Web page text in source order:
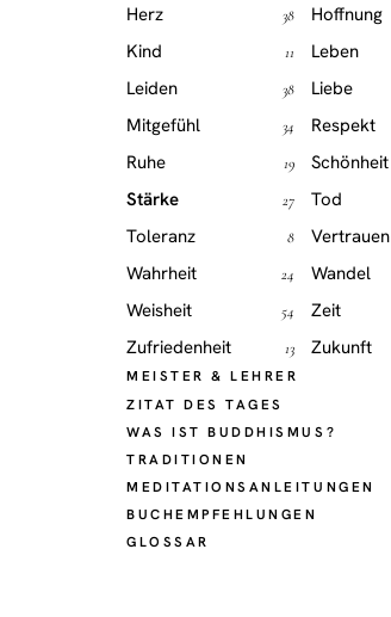
Herz 38 Hoffnung
Kind 11 Leben
Leiden 38 Liebe
Mitgefühl 34 Respekt
Ruhe 19 Schönheit
Stärke 27 Tod
Toleranz 8 Vertrauen
Wahrheit 24 Wandel
Weisheit 54 Zeit
Zufriedenheit 13 Zukunft
MEISTER & LEHRER
ZITAT DES TAGES
WAS IST BUDDHISMUS?
TRADITIONEN
MEDITATIONSANLEITUNGEN
BUCHEMPFEHLUNGEN
GLOSSAR